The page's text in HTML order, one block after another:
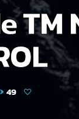
49